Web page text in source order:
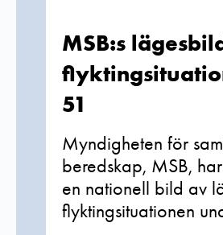
MSB:s
51
Myndigheten för
beredskap, MSB,
en nationell bild av
flyktingsituationen